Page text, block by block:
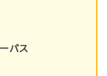
パス